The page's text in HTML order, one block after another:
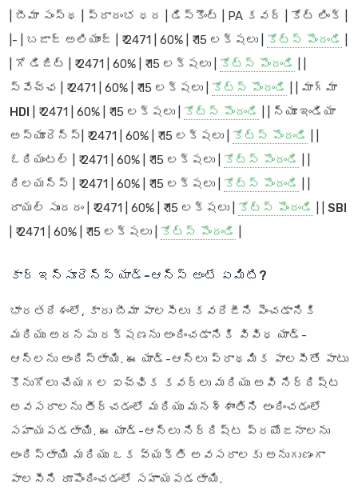
| బీమా సంస్థ | ప్రారంభ ధర | డిస్కౌంట్ | PA కవర్ | కోట్ లింక్ |
|- | బజాజ్ అలియాంజ్ | ₹ 2471 | 60% | ₹ 15 లక్షలు | కోట్స్ పొందండి
గో డిజిట్ | ₹ 2471 | 60% | ₹ 15 లక్షలు | కోట్స్ పొందండి
స్వేచ్ఛ
| ₹ 2471 | 60% | ₹ 15 లక్షలు | కోట్స్ పొందండి
మాగ్మా
HDI | ₹ 2471 | 60% | ₹ 15 లక్షలు | కోట్స్ పొందండి
న్యూ ఇండియా
అస్యూరెన్స్ | ₹ 2471 | 60% | ₹ 15 లక్షలు | కోట్స్ పొందండి
ఓరియంటల్
| ₹ 2471 | 60% | ₹ 15 లక్షలు | కోట్స్ పొందండి
రిలయన్స్
| ₹ 2471 | 60% | ₹ 15 లక్షలు | కోట్స్ పొందండి
రాయల్ సుందరం | ₹ 2471 | 60% | ₹ 15 లక్షలు | కోట్స్ పొందండి
SBI
| ₹ 2471 | 60% | ₹ 15 లక్షలు | కోట్స్ పొందండి
కార్ ఇన్సూరెన్స్ యాడ్-ఆన్స్ అంటే ఏమిటి?
భారతదేశంలో, కారు బీమా పాలసీలు కవరేజీని పెంచడానికి
మరియు అదనపు రక్షణను అందించడానికి వివిధ యాడ్-
ఆన్‌లను అందిస్తాయి. ఈ యాడ్-ఆన్‌లు ప్రాథమిక పాలసీతో పాటు
కొనుగోలు చేయగల ఐచ్ఛిక కవర్లు మరియు అవి నిర్దిష్ట
అవసరాలను తీర్చడంలో మరియు మనశ్శాంతిని అందించడంలో
సహాయపడతాయి. ఈ యాడ్-ఆన్‌లు నిర్దిష్ట ప్రయోజనాలను
అందిస్తాయి మరియు ఒక వ్యక్తి అవసరాలకు అనుగుణంగా
పాలసీని రూపొందించడంలో సహాయపడతాయి.